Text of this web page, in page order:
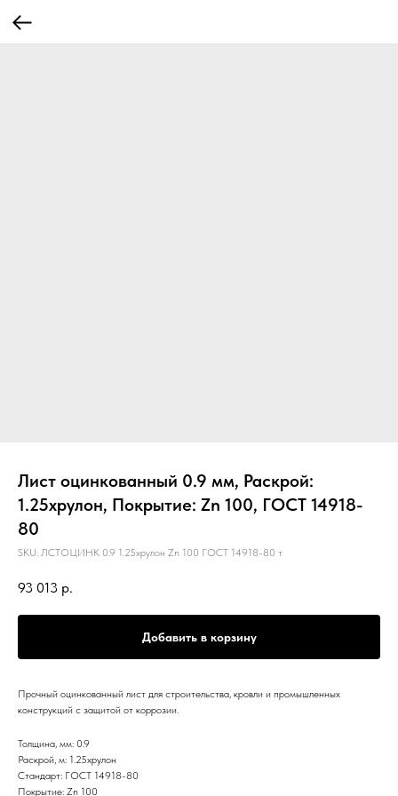
Лист оцинкованный 0.9 мм, Раскрой:
1.25хрулон, Покрытие: Zn 100, ГОСТ 14918-
80
SKU: ЛСТОЦИНК 0.9 1.25хрулон Zn 100 ГОСТ 14918-80 т
93 013 р.
Добавить в корзину
Прочный оцинкованный лист для строительства, кровли и промышленных
конструкций с защитой от коррозии.
Толщина, мм: 0.9
Раскрой, м: 1.25хрулон
Стандарт: ГОСТ 14918-80
Покрытие: Zn 100